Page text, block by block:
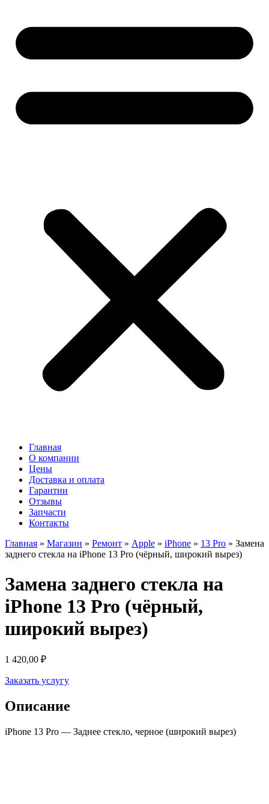
Главная
О компании
Цены
Доставка и оплата
Гарантии
Отзывы
Запчасти
Контакты
Главная » Магазин » Ремонт » Apple » iPhone » 13 Pro » Замена
заднего стекла на iPhone 13 Pro (чёрный, широкий вырез)
Замена заднего стекла на
iPhone 13 Pro (чёрный,
широкий вырез)
1 420,00 ₽
Заказать услугу
Описание
iPhone 13 Pro — Заднее стекло, черное (широкий вырез)